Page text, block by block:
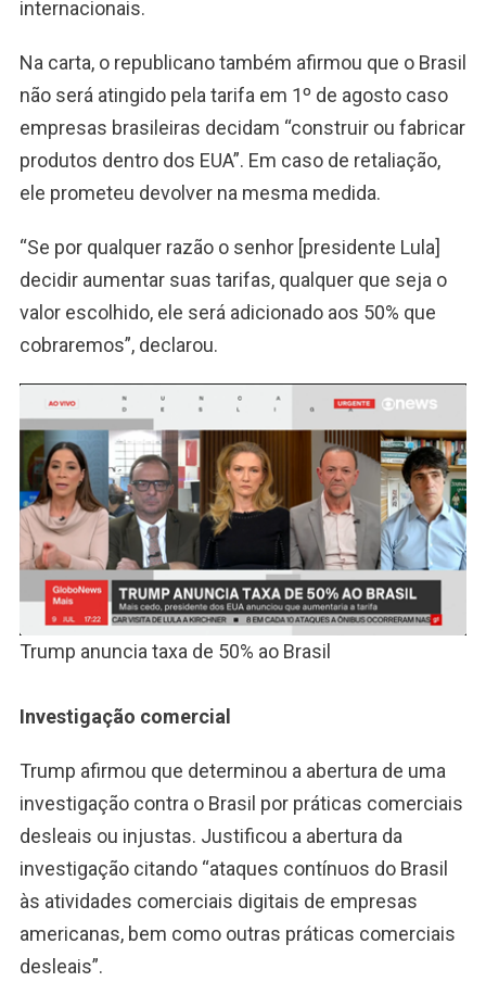
internacionais.
Na carta, o republicano também afirmou que o Brasil
não será atingido pela tarifa em 1º de agosto caso
empresas brasileiras decidam “construir ou fabricar
produtos dentro dos EUA”. Em caso de retaliação,
ele prometeu devolver na mesma medida.
“Se por qualquer razão o senhor [presidente Lula]
decidir aumentar suas tarifas, qualquer que seja o
valor escolhido, ele será adicionado aos 50% que
cobraremos”, declarou.
Trump anuncia taxa de 50% ao Brasil
Investigação comercial
Trump afirmou que determinou a abertura de uma
investigação contra o Brasil por práticas comerciais
desleais ou injustas. Justificou a abertura da
investigação citando “ataques contínuos do Brasil
às atividades comerciais digitais de empresas
americanas, bem como outras práticas comerciais
desleais”.